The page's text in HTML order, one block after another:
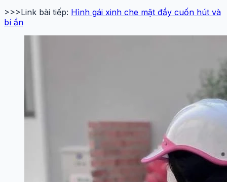
>>>Link bài tiếp: Hình gái xinh che mặt đầy cuốn hút và
bí ẩn